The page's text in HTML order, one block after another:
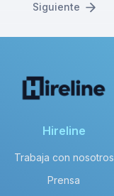
Siguiente
Hireline
Trabaja con nosotros
Prensa